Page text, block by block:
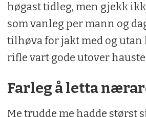
høgast tidleg, men gjekk
som vanleg per mann og
tilhøva for jakt med og utan
rifle vart gode utover
Farleg å letta
Me trudde me hadde størst